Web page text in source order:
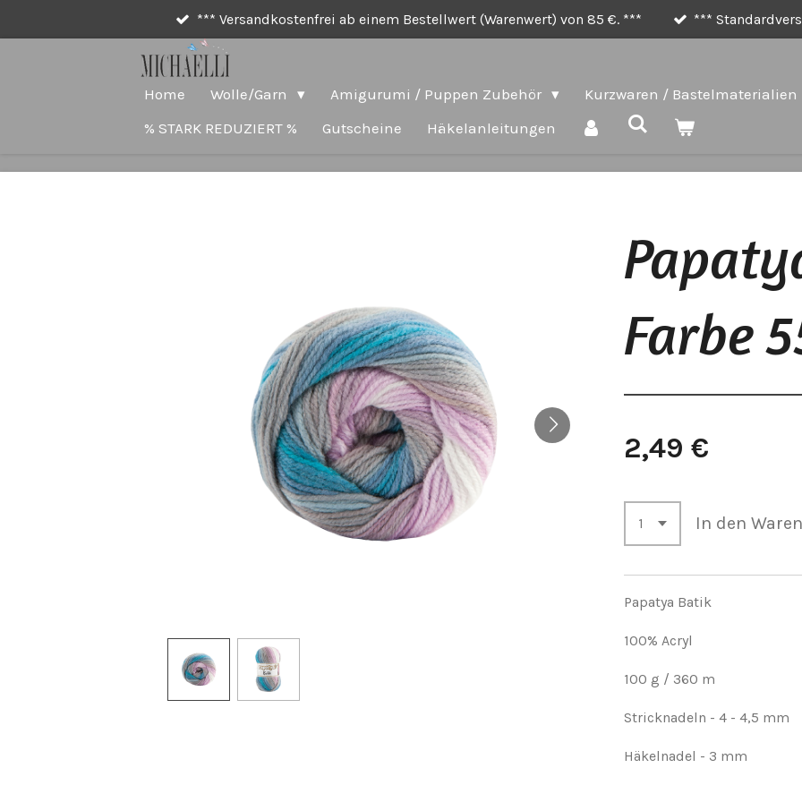
*** Versandkostenfrei ab einem Bestellwert (Warenwert) von 85 €. *** ***
Home Wolle/Garn Amigurumi / Puppen Zubehör Kurzwaren / Bastelmaterialien
% STARK REDUZIERT %
Gutscheine Häkelanleitungen
Farbe
2,49 €
In den
Papatya Batik
100% Acryl
100 g / 360 m
Stricknadeln - 4 - 4,5 mm
Häkelnadel - 3 mm